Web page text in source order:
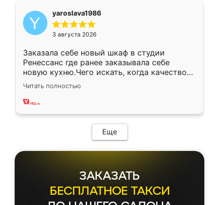
yaroslava1986
3 августа 2026
Заказала себе новый шкаф в студии
Ренессанс где ранее заказывала себе
новую кухню.Чего искать, когда качеством
вполне довольна. Служит кухня уже почти
два года, нареканий нет.
Читать полностью
Еще
ЗАКАЗАТЬ
БЕСПЛАТНОЕ ТАКСИ